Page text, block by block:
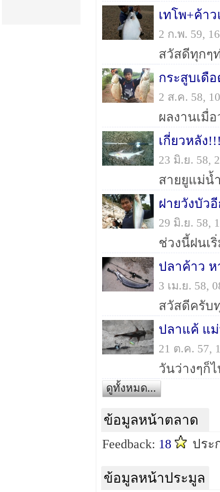
เทโพ+ค้า
2 ก.พ. 59,
กระสูบเดื
2 ส.ค. 58,
เกี่ยวหลัง
23 มิ.ย. 58,
สายยูแม่น้
ฝายวังบัว
29 มิ.ย. 58,
ปลาค้าว
3 เม.ย. 58,
ปลาแค้ แ
21 ต.ค. 57,
ดูทั้งหมด...
ข้อมูลหน้าตลาด
Feedback: 18 ประ
ข้อมูลหน้าประมูล